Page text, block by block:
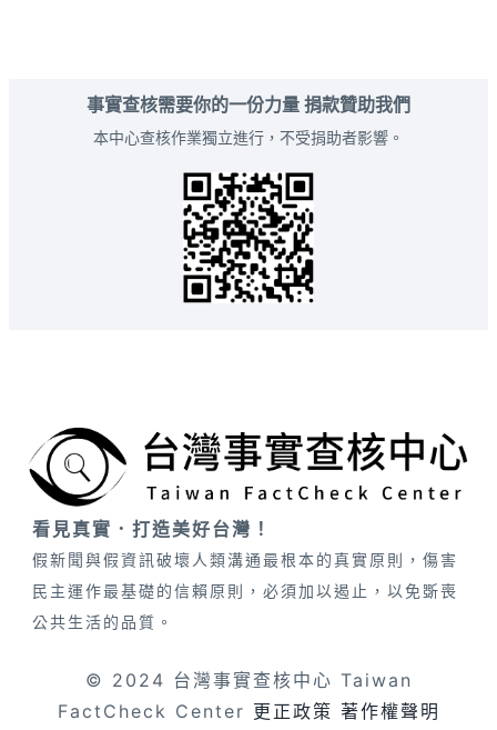
事實查核需要你的一份力量 捐款贊助我們
本中心查核作業獨立進行，不受捐助者影響。
看見真實．打造美好台灣！
假新聞與假資訊破壞人類溝通最根本的真實原則，傷害
民主運作最基礎的信賴原則，必須加以遏止，以免斲喪
公共生活的品質。
© 2024 台灣事實查核中心 Taiwan
FactCheck Center 更正政策 著作權聲明